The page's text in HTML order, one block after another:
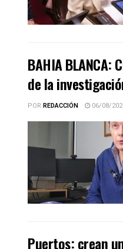
BAHIA
de la
POR REDACCIÓN 06/08/
Puertos: crean